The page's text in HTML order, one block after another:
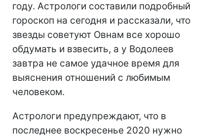
году. Астрологи составили подробный
гороскоп на сегодня и рассказали, что
звезды советуют Овнам все хорошо
обдумать и взвесить, а у Водолеев
завтра не самое удачное время для
выяснения отношений с любимым
человеком.
Астрологи предупреждают, что в
последнее воскресенье 2020 нужно